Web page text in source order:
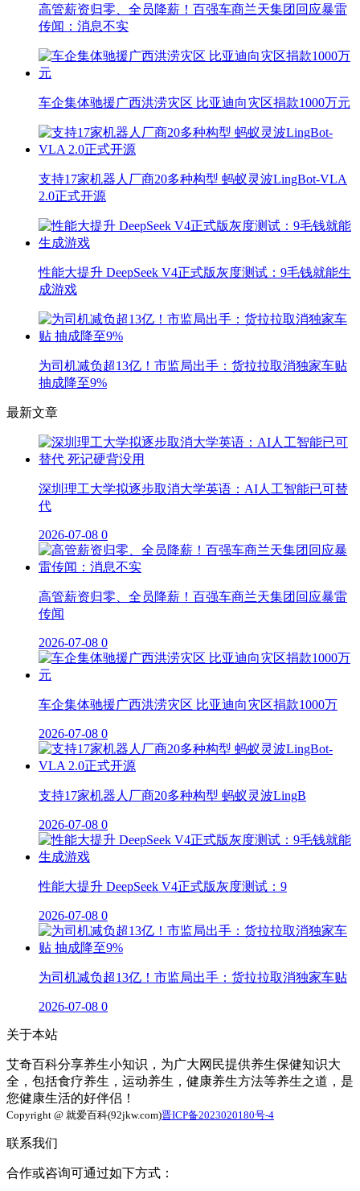
高管薪资归零、全员降薪！百强车商兰天集团回应暴雷
传闻：消息不实
车企集体驰援广西洪涝灾区 比亚迪向灾区捐款1000万元
支持17家机器人厂商20多种构型 蚂蚁灵波LingBot-VLA
2.0正式开源
性能大提升 DeepSeek V4正式版灰度测试：9毛钱就能生
成游戏
为司机减负超13亿！市监局出手：货拉拉取消独家车贴
抽成降至9%
最新文章
深圳理工大学拟逐步取消大学英语：AI人工智能已可替
代
2026-07-08 0
高管薪资归零、全员降薪！百强车商兰天集团回应暴雷
传闻
2026-07-08 0
车企集体驰援广西洪涝灾区 比亚迪向灾区捐款1000万
2026-07-08 0
支持17家机器人厂商20多种构型 蚂蚁灵波LingB
2026-07-08 0
性能大提升 DeepSeek V4正式版灰度测试：9
2026-07-08 0
为司机减负超13亿！市监局出手：货拉拉取消独家车贴
2026-07-08 0
关于本站
艾奇百科分享养生小知识，为广大网民提供养生保健知识大
全，包括食疗养生，运动养生，健康养生方法等养生之道，是
您健康生活的好伴侣！
Copyright @ 就爱百科(92jkw.com)晋ICP备2023020180号-4
联系我们
合作或咨询可通过如下方式：